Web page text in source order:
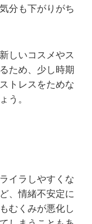
分も下がりがち
しいコスメやス
ため、少し時期
トレスをためな
う。
イラしやすくな
、情緒不安定に
むくみが悪化し